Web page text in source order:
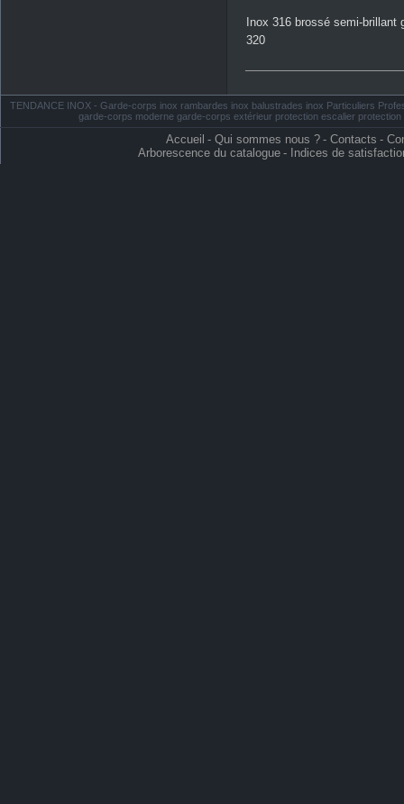
Inox 316 brossé semi-brillant
320
TENDANCE INOX - Garde-corps inox rambardes inox balustrades inox Particuliers
garde-corps moderne garde-corps extérieur protection escalier
Accueil - Qui sommes nous ? - Contacts -
Arborescence du catalogue - Indices de